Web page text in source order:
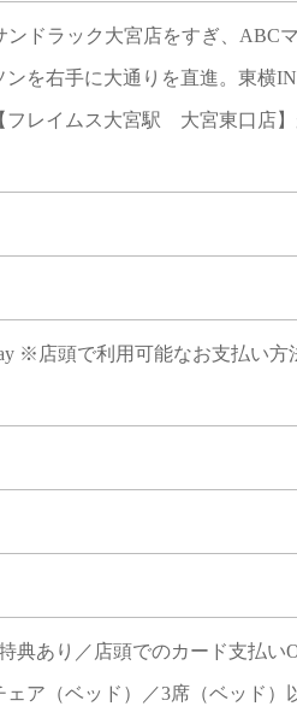
ドラック大宮店をすぎ、ABC
を右手に大通りを直進。東横
レイムス大宮駅 大宮東口店
※店頭で利用可能なお支払い
典あり／店頭でのカード支払い
ア（ベッド）／3席（ベッド）